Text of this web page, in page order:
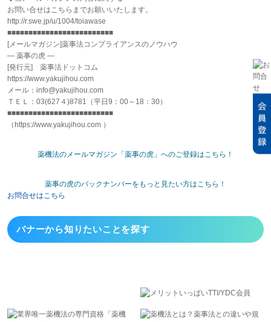
お問い合せはこちらまでお願いいたします。
http://r.swe.jp/u/1004/toiawase
■■■■■■■■■■■■■■■■■■■■■■■■■
[メールマガジン]薬事法コンプライアンスのノウハウ
― 薬事の虎 ―
[発行元] 薬事法ドットコム
https://www.yakujihou.com
メール：info@yakujihou.com
ＴＥＬ：03(627４)8781（平日9：00～18：30）
■■■■■■■■■■■■■■■■■■■■■■■■■
（https://www.yakujihou.com ）
薬機法のメールマガジン「薬事の虎」へのご登録はこちら！
薬事の虎のバックナンバーをもっと見たい方はこちら！
お問合せはこちら
バナーから知りたいことを探す